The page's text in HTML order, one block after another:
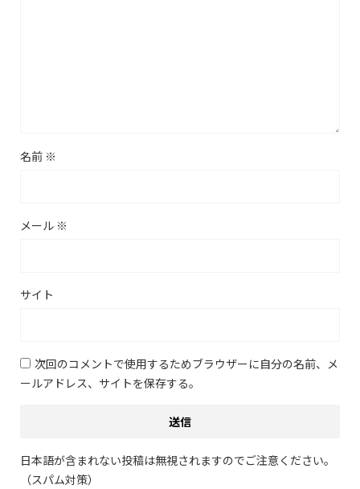
名前 ※
メール ※
サイト
次回のコメントで使用するためブラウザーに自分の名前、メ
ールアドレス、サイトを保存する。
日本語が含まれない投稿は無視されますのでご注意ください。
（スパム対策）